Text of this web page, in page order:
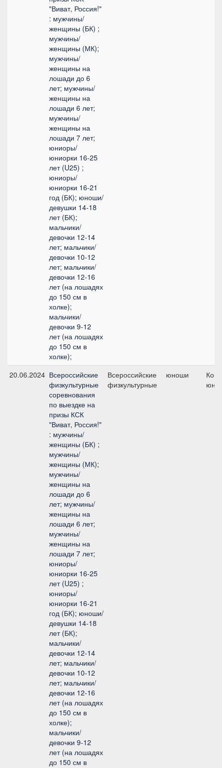
"Виват, Россия!"
: мужчины/
женщины (БК) ;
мужчины/
женщины (МК);
мужчины/
женщины на
лошади до 6
лет; мужчины/
женщины на
лошади 6 лет;
мужчины/
женщины на
лошади 7 лет;
юниоры/
юниорки 16-25
лет (U25) ;
юниоры/
юниорки 16-21
год (БК); юноши/
девушки 14-18
лет (БК);
мальчики/
девочки 12-14
лет; мальчики/
девочки 10-12
лет; мальчики/
девочки 12-16
лет (на лошадях
до 150 см в
холке);
мальчики/
девочки 9-12
лет (на лошадях
до 150 см в
холке);
20.06.2024 Всероссийские
физкультурные
соревнования
по выездке на
призы КСК
"Виват, Россия!"
: мужчины/
женщины (БК) ;
мужчины/
женщины (МК);
мужчины/
женщины на
лошади до 6
лет; мужчины/
женщины на
лошади 6 лет;
мужчины/
женщины на
лошади 7 лет;
юниоры/
юниорки 16-25
лет (U25) ;
юниоры/
юниорки 16-21
год (БК); юноши/
девушки 14-18
лет (БК);
мальчики/
девочки 12-14
лет; мальчики/
девочки 10-12
лет; мальчики/
девочки 12-16
лет (на лошадях
до 150 см в
холке);
мальчики/
девочки 9-12
лет (на лошадях
до 150 см в
Всероссийские
физкультурные
юноши